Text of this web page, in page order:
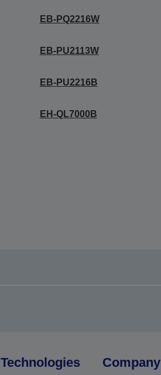
EB-PQ2216W
EB-PU2113W
EB-PU2216B
EH-QL7000B
Technologies Company